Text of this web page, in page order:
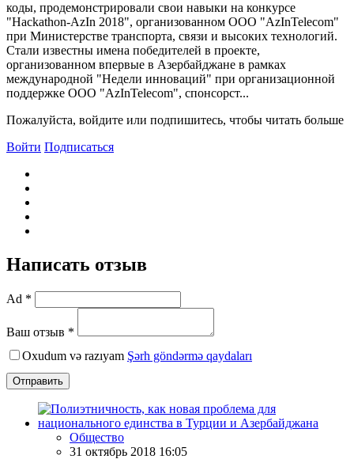
коды, продемонстрировали свои навыки на конкурсе
"Hackathon-AzIn 2018", организованном ООО "AzInTelecom"
при Министерстве транспорта, связи и высоких технологий.
Стали известны имена победителей в проекте,
организованном впервые в Азербайджане в рамках
международной "Недели инноваций" при организационной
поддержке ООО "AzInTelecom", спонсорст...
Пожалуйста, войдите или подпишитесь, чтобы читать больше
Войти Подписаться
Написать отзыв
Ad *
Ваш отзыв *
Oxudum və razıyam Şərh göndərmə qaydaları
Отправить
Общество
31 октябрь 2018 16:05